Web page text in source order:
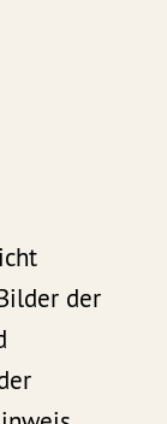
der